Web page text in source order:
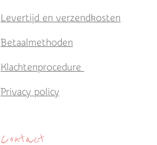
Levertijd en verzendkosten
Betaalmethoden
Klachtenprocedure
Privacy policy
Contact